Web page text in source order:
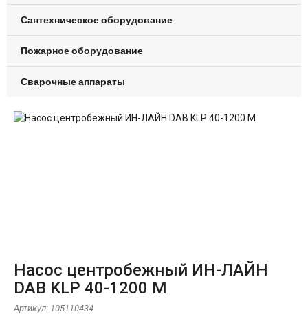
Сантехническое оборудование
Пожарное оборудование
Сварочные аппараты
Насос центробежный ИН-ЛАЙН
DAB KLP 40-1200 M
Артикул: 105110434